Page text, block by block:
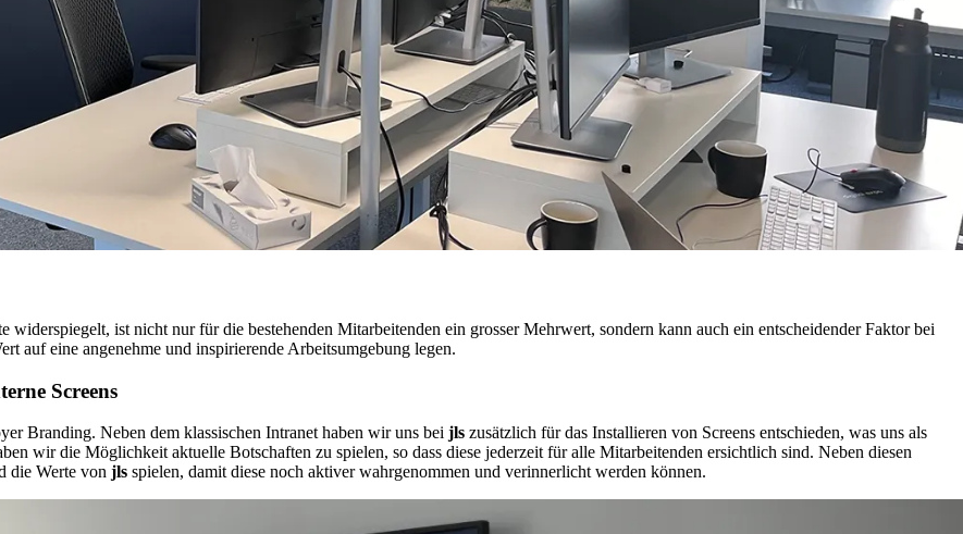
widerspiegelt, ist nicht nur für die bestehenden Mitarbeitenden ein grosser Mehrwert, sondern kann auch ein entscheidender Faktor bei
auf eine angenehme und inspirierende Arbeitsumgebung legen.
Screens
Branding. Neben dem klassischen Intranet haben wir uns bei jls zusätzlich für das Installieren von Screens entschieden, was uns als
wir die Möglichkeit aktuelle Botschaften zu spielen, so dass diese jederzeit für alle Mitarbeitenden ersichtlich sind. Neben diesen
die Werte von jls spielen, damit diese noch aktiver wahrgenommen und verinnerlicht werden können.